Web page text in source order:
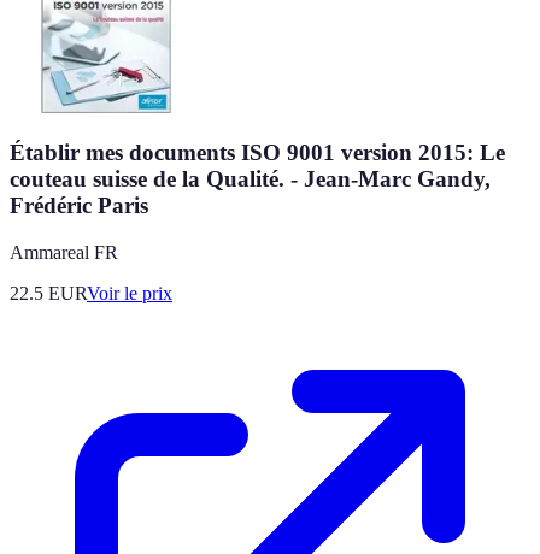
Établir mes documents ISO 9001 version 2015: Le
couteau suisse de la Qualité. - Jean-Marc Gandy,
Frédéric Paris
Ammareal FR
22.5 EURVoir le prix